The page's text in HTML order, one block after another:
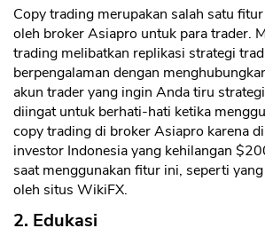
Copy trading merupakan salah satu
oleh broker Asiapro untuk para trader.
trading melibatkan replikasi strategi
berpengalaman dengan
akun trader yang ingin Anda tiru
diingat untuk berhati-hati ketika
copy trading di broker Asiapro karena
investor Indonesia yang kehilangan
saat menggunakan fitur ini, seperti
oleh situs WikiFX.
2. Edukasi